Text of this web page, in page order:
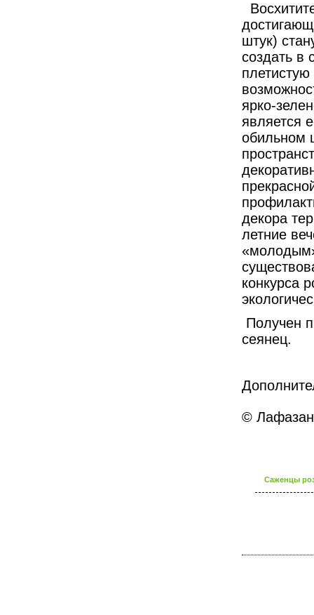
штук)
создать в
ярко-
является
обильном
декора
летние
конкурса
Получен
сеянец.
©
Саженцы